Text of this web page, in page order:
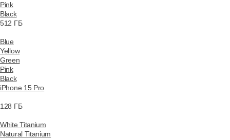
Pink
Black
512 ГБ
Blue
Yellow
Green
Pink
Black
iPhone 15 Pro
128 ГБ
White Titanium
Natural Titanium